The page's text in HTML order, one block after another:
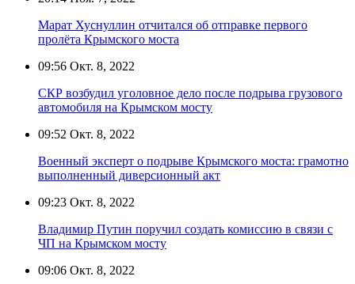
Марат Хуснуллин отчитался об отправке первого
пролёта Крымского моста
09:56 Окт. 8, 2022
СКР возбудил уголовное дело после подрыва грузового
автомобиля на Крымском мосту
09:52 Окт. 8, 2022
Военный эксперт о подрыве Крымского моста: грамотно
выполненный диверсионный акт
09:23 Окт. 8, 2022
Владимир Путин поручил создать комиссию в связи с
ЧП на Крымском мосту
09:06 Окт. 8, 2022